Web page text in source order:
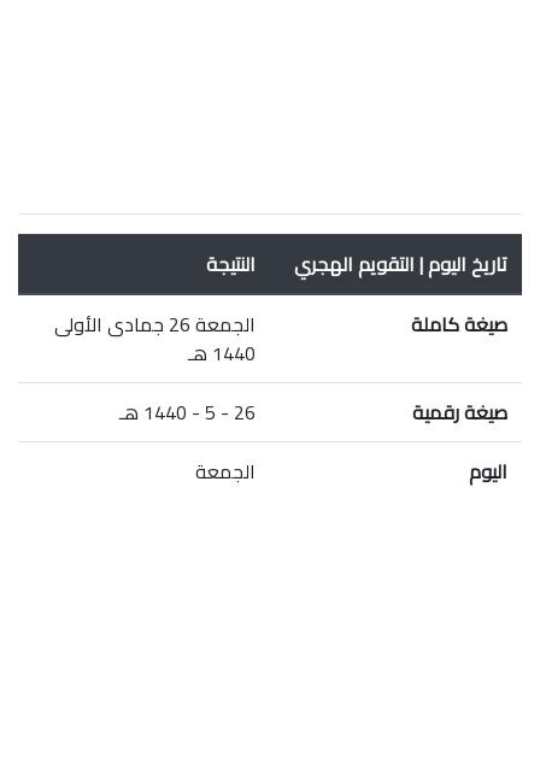
تاريخ اليوم | التقويم الهجري
النتيجة
صيغة كاملة
الجمعة 26 جمادى الأولى
1440 هـ
صيغة رقمية
26 - 5 - 1440 هـ
اليوم
الجمعة